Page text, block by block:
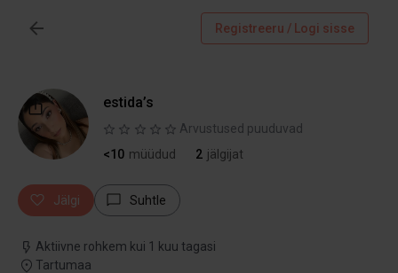
Registreeru / Logi sisse
estida’s
Arvustused puuduvad
<10 müüdud 2 jälgijat
Jälgi Suhtle
Aktiivne rohkem kui 1 kuu tagasi
Tartumaa